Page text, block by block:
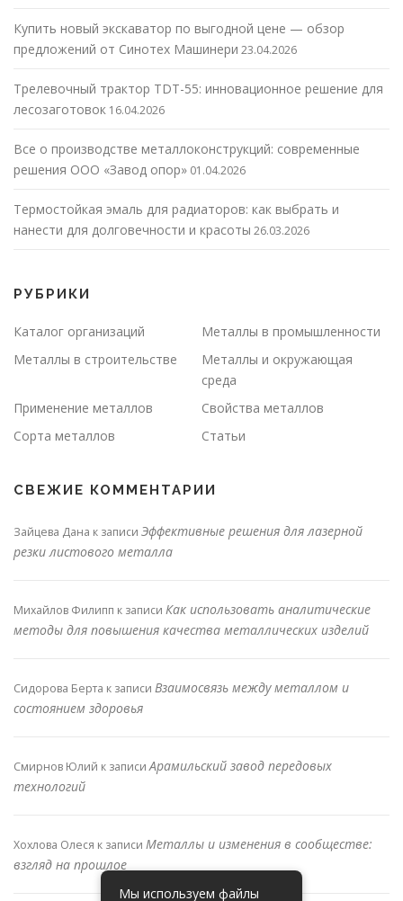
Купить новый экскаватор по выгодной цене — обзор
предложений от Синотех Машинери 23.04.2026
Трелевочный трактор TDT-55: инновационное решение для
лесозаготовок 16.04.2026
Все о производстве металлоконструкций: современные
решения ООО «Завод опор» 01.04.2026
Термостойкая эмаль для радиаторов: как выбрать и
нанести для долговечности и красоты 26.03.2026
РУБРИКИ
Каталог организаций
Металлы в промышленности
Металлы в строительстве
Металлы и окружающая
среда
Применение металлов
Свойства металлов
Сорта металлов
Статьи
СВЕЖИЕ КОММЕНТАРИИ
Зайцева Дана к записи Эффективные решения для лазерной
резки листового металла
Михайлов Филипп к записи Как использовать аналитические
методы для повышения качества металлических изделий
Сидорова Берта к записи Взаимосвязь между металлом и
состоянием здоровья
Смирнов Юлий к записиАрамильский завод передовых
технологий
Хохлова Олеся к записи Металлы и изменения в сообществе:
взгляд на прошлое
Мы используем файлы